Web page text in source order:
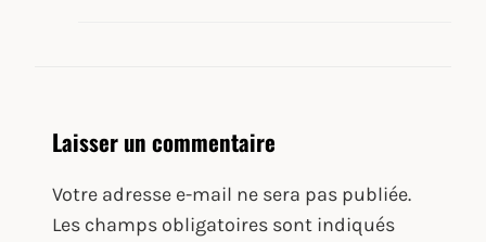
Laisser un commentaire
Votre adresse e-mail ne sera pas publiée.
Les champs obligatoires sont indiqués